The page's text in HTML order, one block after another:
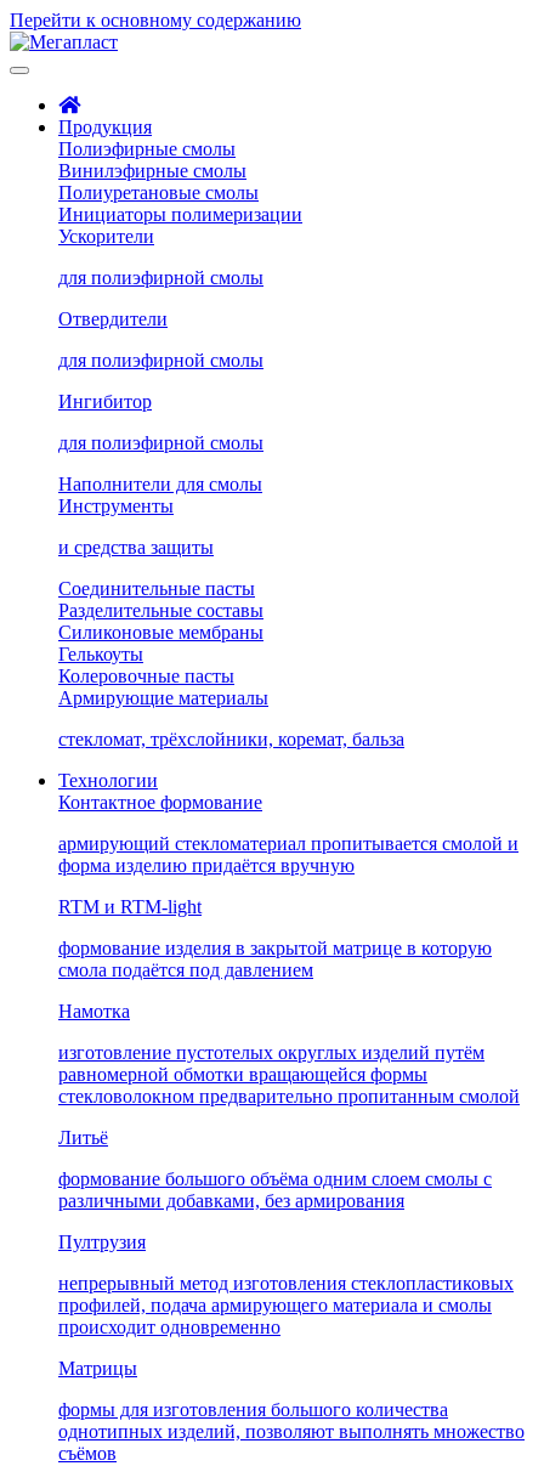
Перейти к основному содержанию
Продукция
Полиэфирные смолы
Винилэфирные смолы
Полиуретановые смолы
Инициаторы полимеризации
Ускорители
для полиэфирной смолы
Отвердители
для полиэфирной смолы
Ингибитор
для полиэфирной смолы
Наполнители для смолы
Инструменты
и средства защиты
Соединительные пасты
Разделительные составы
Силиконовые мембраны
Гелькоуты
Колеровочные пасты
Армирующие материалы
стекломат, трёхслойники, коремат, бальза
Технологии
Контактное формование
армирующий стекломатериал пропитывается смолой и
форма изделию придаётся вручную
RTM и RTM-light
формование изделия в закрытой матрице в которую
смола подаётся под давлением
Намотка
изготовление пустотелых округлых изделий путём
равномерной обмотки вращающейся формы
стекловолокном предварительно пропитанным смолой
Литьё
формование большого объёма одним слоем смолы с
различными добавками, без армирования
Пултрузия
непрерывный метод изготовления стеклопластиковых
профилей, подача армирующего материала и смолы
происходит одновременно
Матрицы
формы для изготовления большого количества
однотипных изделий, позволяют выполнять множество
съёмов